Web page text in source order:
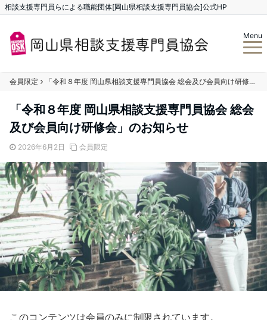
相談支援専門員らによる職能団体[岡山県相談支援専門員協会]公式HP
Menu
会員限定 「令和８年度 岡山県相談支援専門員協会 総会及び会員向け研修会」のお知らせ
「令和８年度 岡山県相談支援専門員協会 総会
及び会員向け研修会」のお知らせ
2026年6月2日 会員限定
このコンテンツは会員のみに制限されています。